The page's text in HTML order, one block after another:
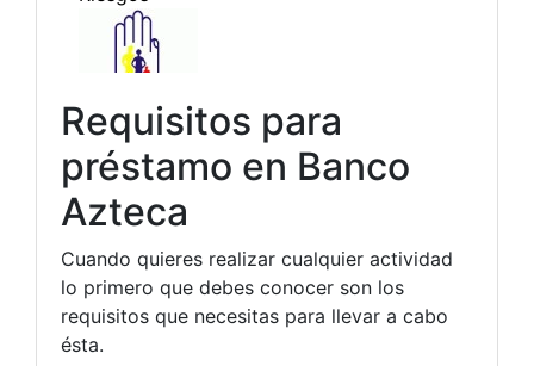
Requisitos para
préstamo en Banco
Azteca
Cuando quieres realizar cualquier actividad
lo primero que debes conocer son los
requisitos que necesitas para llevar a cabo
ésta.